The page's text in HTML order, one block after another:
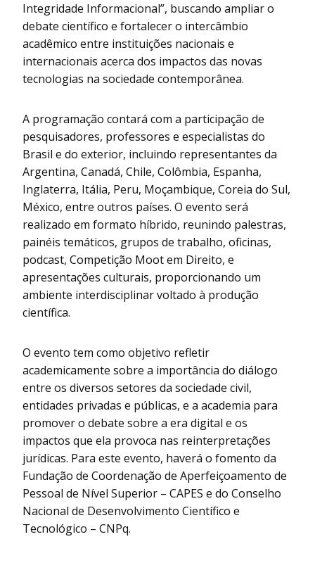
Integridade Informacional”, buscando ampliar o
debate científico e fortalecer o intercâmbio
acadêmico entre instituições nacionais e
internacionais acerca dos impactos das novas
tecnologias na sociedade contemporânea.
A programação contará com a participação de
pesquisadores, professores e especialistas do
Brasil e do exterior, incluindo representantes da
Argentina, Canadá, Chile, Colômbia, Espanha,
Inglaterra, Itália, Peru, Moçambique, Coreia do Sul,
México, entre outros países. O evento será
realizado em formato híbrido, reunindo palestras,
painéis temáticos, grupos de trabalho, oficinas,
podcast, Competição Moot em Direito, e
apresentações culturais, proporcionando um
ambiente interdisciplinar voltado à produção
científica.
O evento tem como objetivo refletir
academicamente sobre a importância do diálogo
entre os diversos setores da sociedade civil,
entidades privadas e públicas, e a academia para
promover o debate sobre a era digital e os
impactos que ela provoca nas reinterpretações
jurídicas. Para este evento, haverá o fomento da
Fundação de Coordenação de Aperfeiçoamento de
Pessoal de Nível Superior – CAPES e do Conselho
Nacional de Desenvolvimento Científico e
Tecnológico – CNPq.